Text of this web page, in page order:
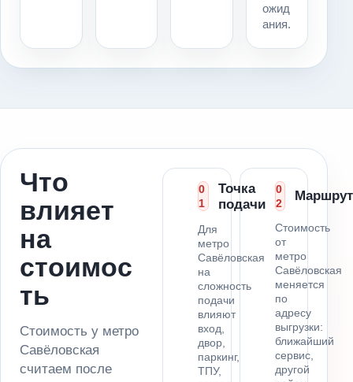
ожид
ания.
Что
влияет
на
стоимос
ть
Стоимость у метро
Савёловская
считаем после
0
1
Точка
подачи
Для
метро
Савёловская
на
сложность
подачи
влияют
вход,
двор,
паркинг,
ТПУ,
0
2
Маршрут
Стоимость
от
метро
Савёловская
меняется
по
адресу
выгрузки:
ближайший
сервис,
другой